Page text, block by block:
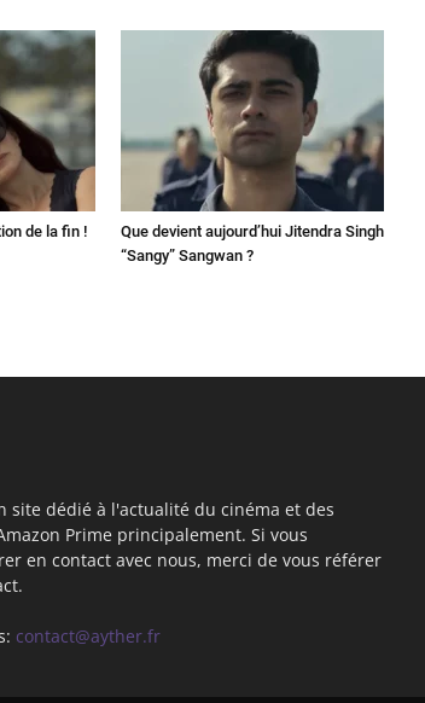
de la fin !
Que devient aujourd’hui Jitendra Singh
“Sangy” Sangwan ?
site dédié à l'actualité du cinéma et des
Prime principalement. Si vous
en contact avec nous, merci de vous référer
contact@ayther.fr